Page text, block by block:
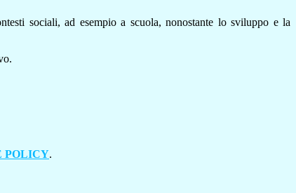
sociali, ad esempio a scuola, nonostante lo sviluppo e la
POLICY.